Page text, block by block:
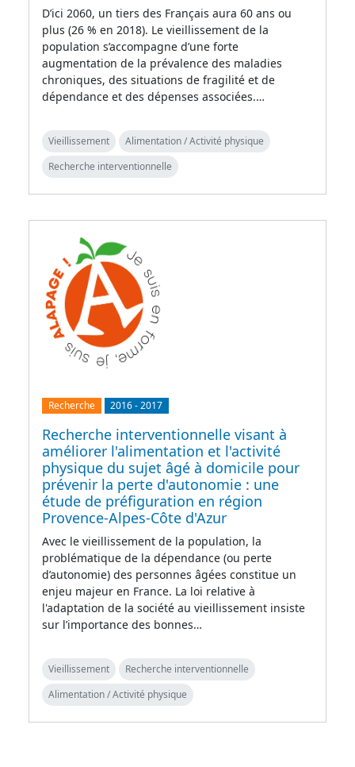
D’ici 2060, un tiers des Français aura 60 ans ou
plus (26 % en 2018). Le vieillissement de la
population s’accompagne d’une forte
augmentation de la prévalence des maladies
chroniques, des situations de fragilité et de
dépendance et des dépenses associées.…
Vieillissement
Alimentation / Activité physique
Recherche interventionnelle
Recherche 2016-2017
Recherche interventionnelle visant à
améliorer l'alimentation et l'activité
physique du sujet âgé à domicile pour
prévenir la perte d'autonomie : une
étude de préfiguration en région
Provence-Alpes-Côte d'Azur
Avec le vieillissement de la population, la
problématique de la dépendance (ou perte
d’autonomie) des personnes âgées constitue un
enjeu majeur en France. La loi relative à
l'adaptation de la société au vieillissement insiste
sur l’importance des bonnes…
Vieillissement
Recherche interventionnelle
Alimentation / Activité physique